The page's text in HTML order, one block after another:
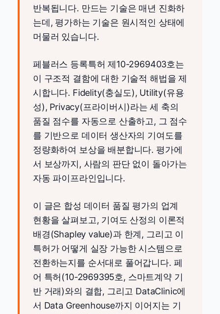
반복됩니다. 만드는 기술은 매년 진화하
는데, 평가하는 기술은 원시적인 상태에
머물러 있습니다.
페블러스 등록특허 제10-2969403호는
이 구조적 결함에 대한 기술적 해법을 제
시합니다. Fidelity(충실도), Utility(유용
성), Privacy(프라이버시)라는 세 축의
품질 점수를 자동으로 산출하고, 그 점수
를 기반으로 데이터 생산자의 기여도를
정량화하여 보상을 배분합니다. 평가에
서 보상까지, 사람의 판단 없이 돌아가는
자동 파이프라인입니다.
이 글은 합성 데이터 품질 평가의 업계
현황을 살펴보고, 기여도 산정의 이론적
배경(Shapley value)과 한계, 그리고 이
특허가 어떻게 실장 가능한 시스템으로
전환하는지를 순서대로 풀어갑니다. 페
어 특허(10-2969395호, 스마트계약 기
반 거래)와의 결합, 그리고 DataClinic에
서 Data Greenhouse까지 이어지는 기